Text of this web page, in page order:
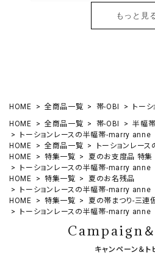
もっと見
HOME 全商品一覧 帯-OBI
トー
HOME
全商品一覧 帯-OBI
半幅帯
トーションレースの半幅帯-marry anne
HOME
全商品一覧
トーションレー
HOME
特集一覧
夏のお支度品 特集
トーションレースの半幅帯-marry anne
HOME
特集一覧
夏のお名残品
トーションレースの半幅帯-marry anne
HOME
特集一覧
夏の帯まつり-三連
トーションレースの半幅帯-marry anne
Campaign
キャンペーン＆ト